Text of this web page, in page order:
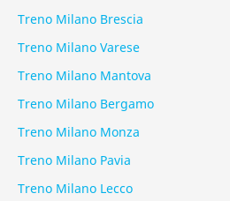
Treno Milano Brescia
Treno Milano Varese
Treno Milano Mantova
Treno Milano Bergamo
Treno Milano Monza
Treno Milano Pavia
Treno Milano Lecco